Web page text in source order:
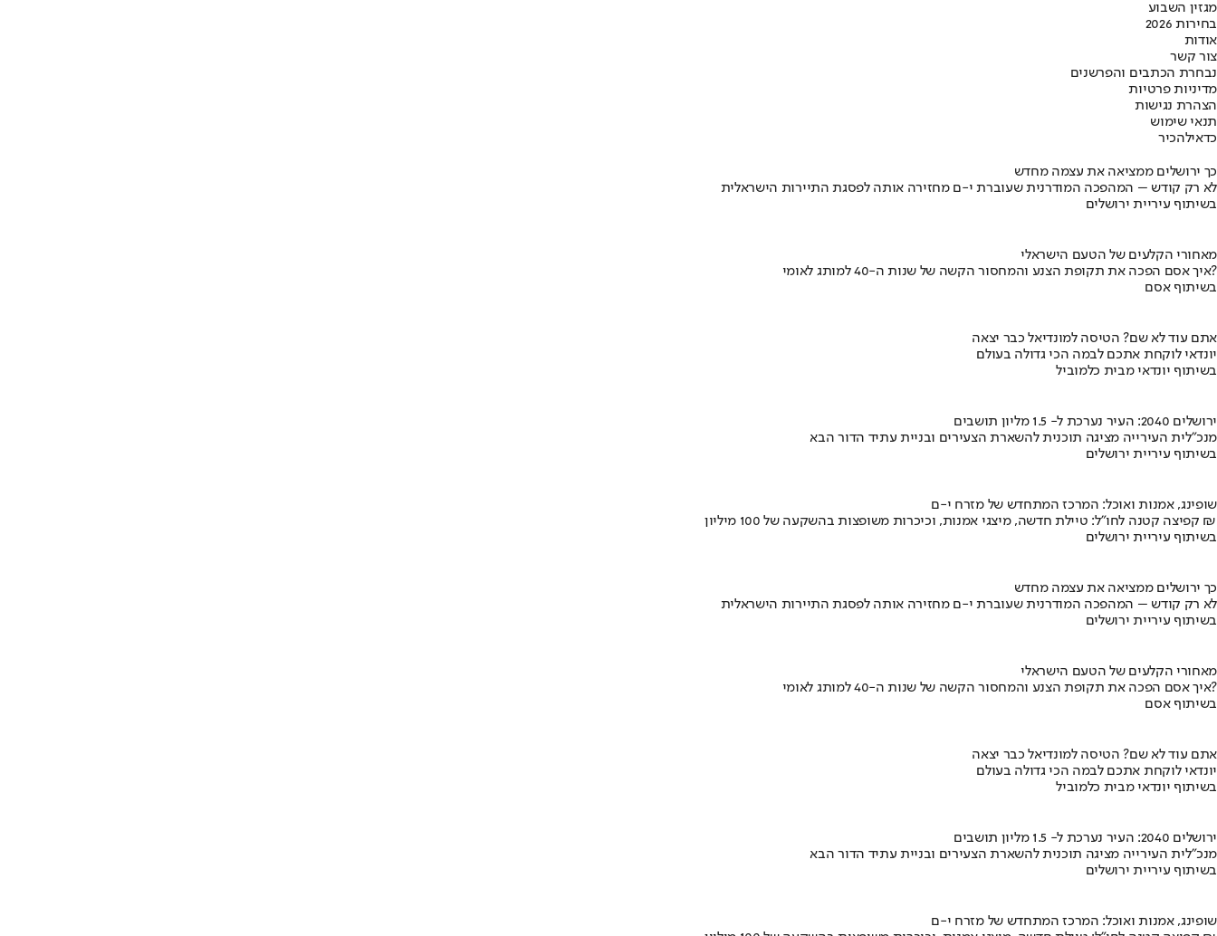
מגזין השבוע
בחירות 2026
אודות
צור קשר
נבחרת הכתבים והפרשנים
מדיניות פרטיות
הצהרת נגישות
תנאי שימוש
כדאילהכיר
כך ירושלים ממציאה את עצמה מחדש
לא רק קודש – המהפכה המודרנית שעוברת י-ם מחזירה אותה לפסגת התיירות הישראלית
בשיתוף עיריית ירושלים
מאחורי הקלעים של הטעם הישראלי
איך אסם הפכה את תקופת הצנע והמחסור הקשה של שנות ה-40 למותג לאומי?
בשיתוף אסם
אתם עוד לא שם? הטיסה למונדיאל כבר יצאה
יונדאי לוקחת אתכם לבמה הכי גדולה בעולם
בשיתוף יונדאי מבית כלמוביל
ירושלים 2040: העיר נערכת ל- 1.5 מליון תושבים
מנכ"לית העירייה מציגה תוכנית להשארת הצעירים ובניית עתיד הדור הבא
בשיתוף עיריית ירושלים
שופינג, אמנות ואוכל: המרכז המתחדש של מזרח י-ם
קפיצה קטנה לחו"ל: טיילת חדשה, מיצגי אמנות, וכיכרות משופצות בהשקעה של 100 מיליון ₪
בשיתוף עיריית ירושלים
כך ירושלים ממציאה את עצמה מחדש
לא רק קודש – המהפכה המודרנית שעוברת י-ם מחזירה אותה לפסגת התיירות הישראלית
בשיתוף עיריית ירושלים
מאחורי הקלעים של הטעם הישראלי
איך אסם הפכה את תקופת הצנע והמחסור הקשה של שנות ה-40 למותג לאומי?
בשיתוף אסם
אתם עוד לא שם? הטיסה למונדיאל כבר יצאה
יונדאי לוקחת אתכם לבמה הכי גדולה בעולם
בשיתוף יונדאי מבית כלמוביל
ירושלים 2040: העיר נערכת ל- 1.5 מליון תושבים
מנכ"לית העירייה מציגה תוכנית להשארת הצעירים ובניית עתיד הדור הבא
בשיתוף עיריית ירושלים
שופינג, אמנות ואוכל: המרכז המתחדש של מזרח י-ם